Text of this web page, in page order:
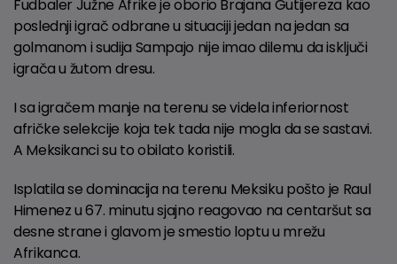
Fudbaler Južne Afrike je oborio Brajana Gutijereza kao
poslednji igrač odbrane u situaciji jedan na jedan sa
golmanom i sudija Sampajo nije imao dilemu da isključi
igrača u žutom dresu.
I sa igračem manje na terenu se videla inferiornost
afričke selekcije koja tek tada nije mogla da se sastavi.
A Meksikanci su to obilato koristili.
Isplatila se dominacija na terenu Meksiku pošto je Raul
Himenez u 67. minutu sjajno reagovao na centaršut sa
desne strane i glavom je smestio loptu u mrežu
Afrikanca.